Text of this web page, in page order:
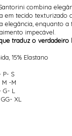
combina
em tecido texturizado
elegância, enquanto
impecável.
traduz o verdadeiro
15% Elastano
P- S
-M
L
XL